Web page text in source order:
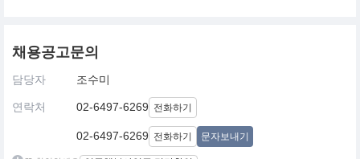
채용공고문의
담당자 조수미
연락처 02-6497-6269 전화하기
02-6497-6269 전화하기 문자보내기